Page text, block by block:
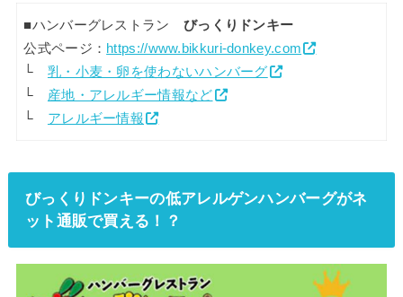
■ハンバーグレストラン びっくりドンキー
公式ページ： https://www.bikkuri-donkey.com
└ 乳・小麦・卵を使わないハンバーグ
└ 産地・アレルギー情報など
└ アレルギー情報
びっくりドンキーの低アレルゲンハンバーグがネ
ット通販で買える！？